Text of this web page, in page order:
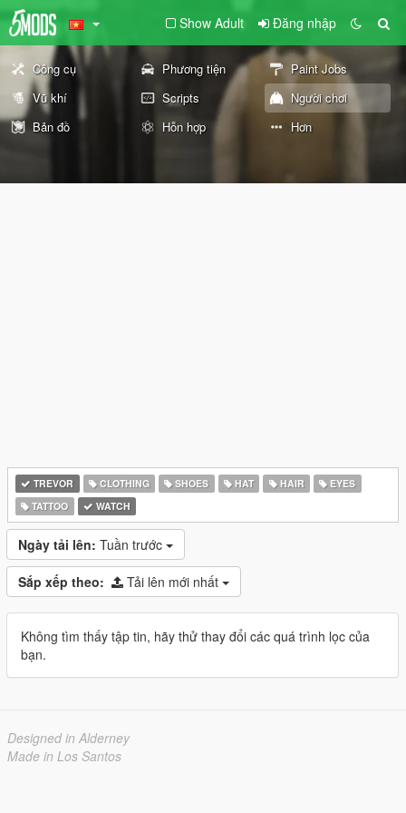
Show Adult Đăng nhập
Công cụ Phương tiện
Paint Jobs
Vũ khí
Scripts
Người chơi
Bản đồ
Hỗn hợp Hơn
TREVOR CLOTHING SHOES HAT HAIR
EYES
TATTOO
WATCH
Ngày tải lên: Tuần trước
Sắp xếp theo: Tải lên mới nhất
Không tìm thấy tập tin, hãy thử thay đổi các quá trình lọc của
bạn.
Designed in Alderney
Made in Los Santos